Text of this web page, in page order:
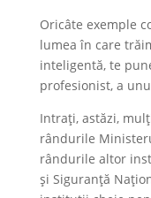
Oricâte exemple
lumea în care
inteligentă, te
profesionist, a
Intrați, astăzi,
rândurile
rândurile altor
și Siguranță